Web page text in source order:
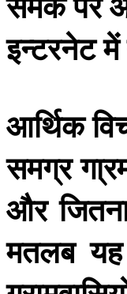
इन्टरनेटमें
आर्थिक
समग्र
और
मतलब यह